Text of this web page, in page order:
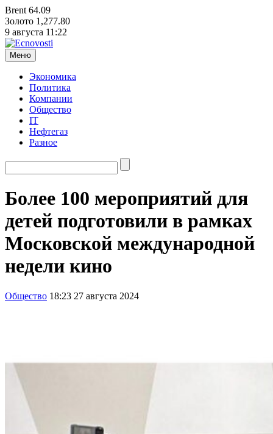
Brent 64.09
Золото 1,277.80
9 августа 11:22
Меню
Экономика
Политика
Компании
Общество
IT
Нефтегаз
Разное
Более 100 мероприятий для
детей подготовили в рамках
Московской международной
недели кино
Общество 18:23 27 августа 2024